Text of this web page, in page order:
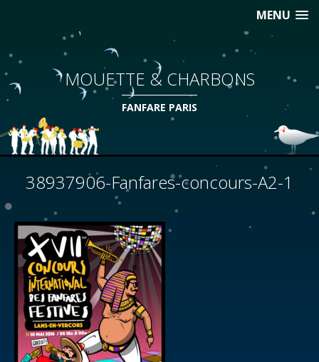
MENU
MOUETTE & CHARBONS
FANFARE PARIS
38937906-Fanfares-concours-A2-1